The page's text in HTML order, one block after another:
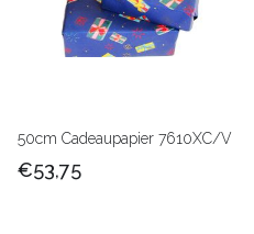
50cm Cadeaupapier 7610XC/V
€53,75